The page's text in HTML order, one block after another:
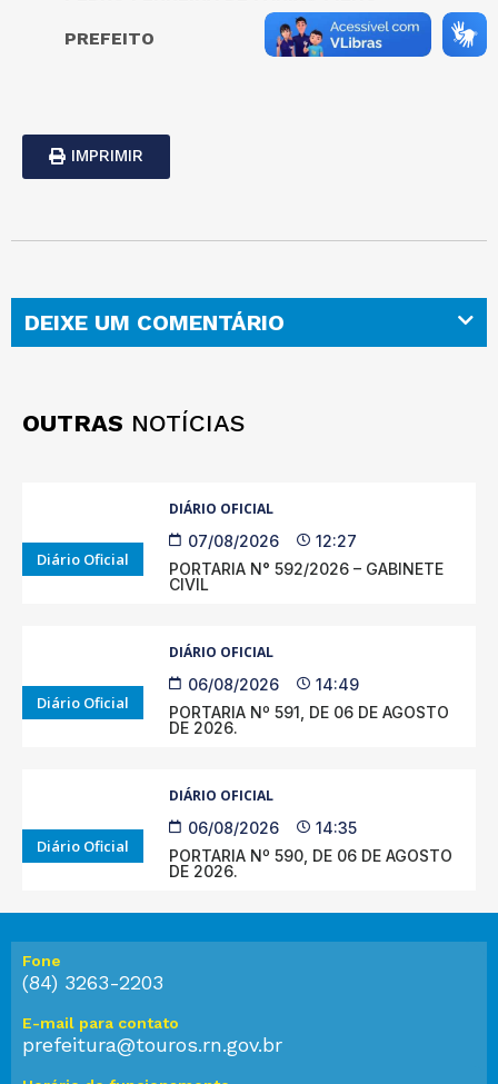
PREFEITO
IMPRIMIR
DEIXE UM COMENTÁRIO
OUTRAS NOTÍCIAS
Diário Oficial
DIÁRIO OFICIAL
07/08/2026
12:27
PORTARIA N° 592/2026 – GABINETE
CIVIL
Diário Oficial
DIÁRIO OFICIAL
06/08/2026
14:49
PORTARIA Nº 591, DE 06 DE AGOSTO
DE 2026.
Diário Oficial
DIÁRIO OFICIAL
06/08/2026
14:35
PORTARIA Nº 590, DE 06 DE AGOSTO
DE 2026.
Fone
(84) 3263-2203
E-mail para contato
prefeitura@touros.rn.gov.br